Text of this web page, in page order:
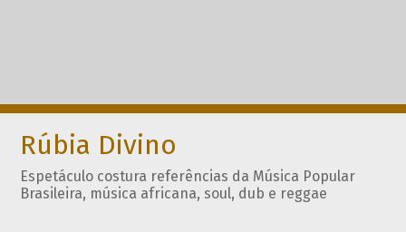
Rúbia Divino
Espetáculo costura referências da Música Popular
Brasileira, música africana, soul, dub e reggae